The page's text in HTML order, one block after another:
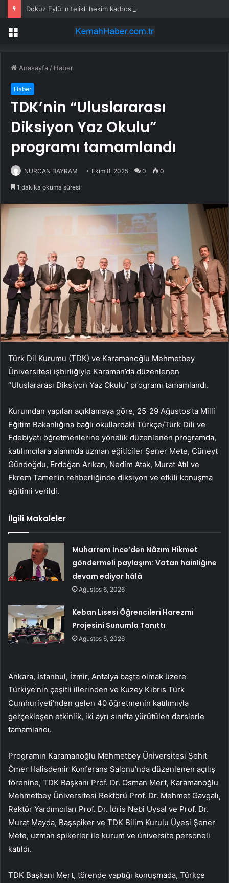
Dokuz Eylül nitelikli hekim kadrosunu güçlendirdi
Menü
Anasayfa / Haber
Haber
TDK’nin “Uluslararası
Diksiyon Yaz Okulu”
programı tamamlandı
NURCAN BAYRAM Ekim 8, 2025 0 0
1 dakika okuma süresi
Türk Dil Kurumu (TDK) ve Karamanoğlu Mehmetbey
Üniversitesi işbirliğiyle Karaman’da düzenlenen
“Uluslararası Diksiyon Yaz Okulu” programı tamamlandı.
Kurumdan yapılan açıklamaya göre, 25-29 Ağustos’ta Milli
Eğitim Bakanlığına bağlı okullardaki Türkçe/Türk Dili ve
Edebiyatı öğretmenlerine yönelik düzenlenen programda,
katılımcılara alanında uzman eğiticiler Şener Mete, Cüneyt
Gündoğdu, Erdoğan Arıkan, Nedim Atak, Murat Atıl ve
Ekrem Tamer’in rehberliğinde diksiyon ve etkili konuşma
eğitimi verildi.
İlgili Makaleler
Muharrem İnce’den Nâzım Hikmet
göndermeli paylaşım: Vatan hainliğine
devam ediyor hâlâ
Ağustos 6, 2026
Keban Lisesi Öğrencileri Harezmi
Projesini Sunumla Tanıttı
Ağustos 6, 2026
Ankara, İstanbul, İzmir, Antalya başta olmak üzere
Türkiye’nin çeşitli illerinden ve Kuzey Kıbrıs Türk
Cumhuriyeti’nden gelen 40 öğretmenin katılımıyla
gerçekleşen etkinlik, iki ayrı sınıfta yürütülen derslerle
tamamlandı.
Programın Karamanoğlu Mehmetbey Üniversitesi Şehit
Ömer Halisdemir Konferans Salonu’nda düzenlenen açılış
törenine, TDK Başkanı Prof. Dr. Osman Mert, Karamanoğlu
Mehmetbey Üniversitesi Rektörü Prof. Dr. Mehmet Gavgalı,
Rektör Yardımcıları Prof. Dr. İdris Nebi Uysal ve Prof. Dr.
Murat Mayda, Başspiker ve TDK Bilim Kurulu Üyesi Şener
Mete, uzman spikerler ile kurum ve üniversite personeli
katıldı.
TDK Başkanı Mert, törende yaptığı konuşmada, Türkçe